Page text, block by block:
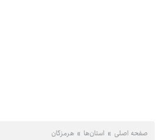
صفحه اصلی استان‌ها هرمزگان